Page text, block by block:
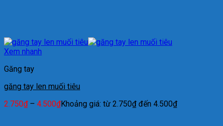
Xem nhanh
Găng tay
găng tay len muối tiêu
2.750₫ – 4.500₫Khoảng giá: từ 2.750₫ đến 4.500₫